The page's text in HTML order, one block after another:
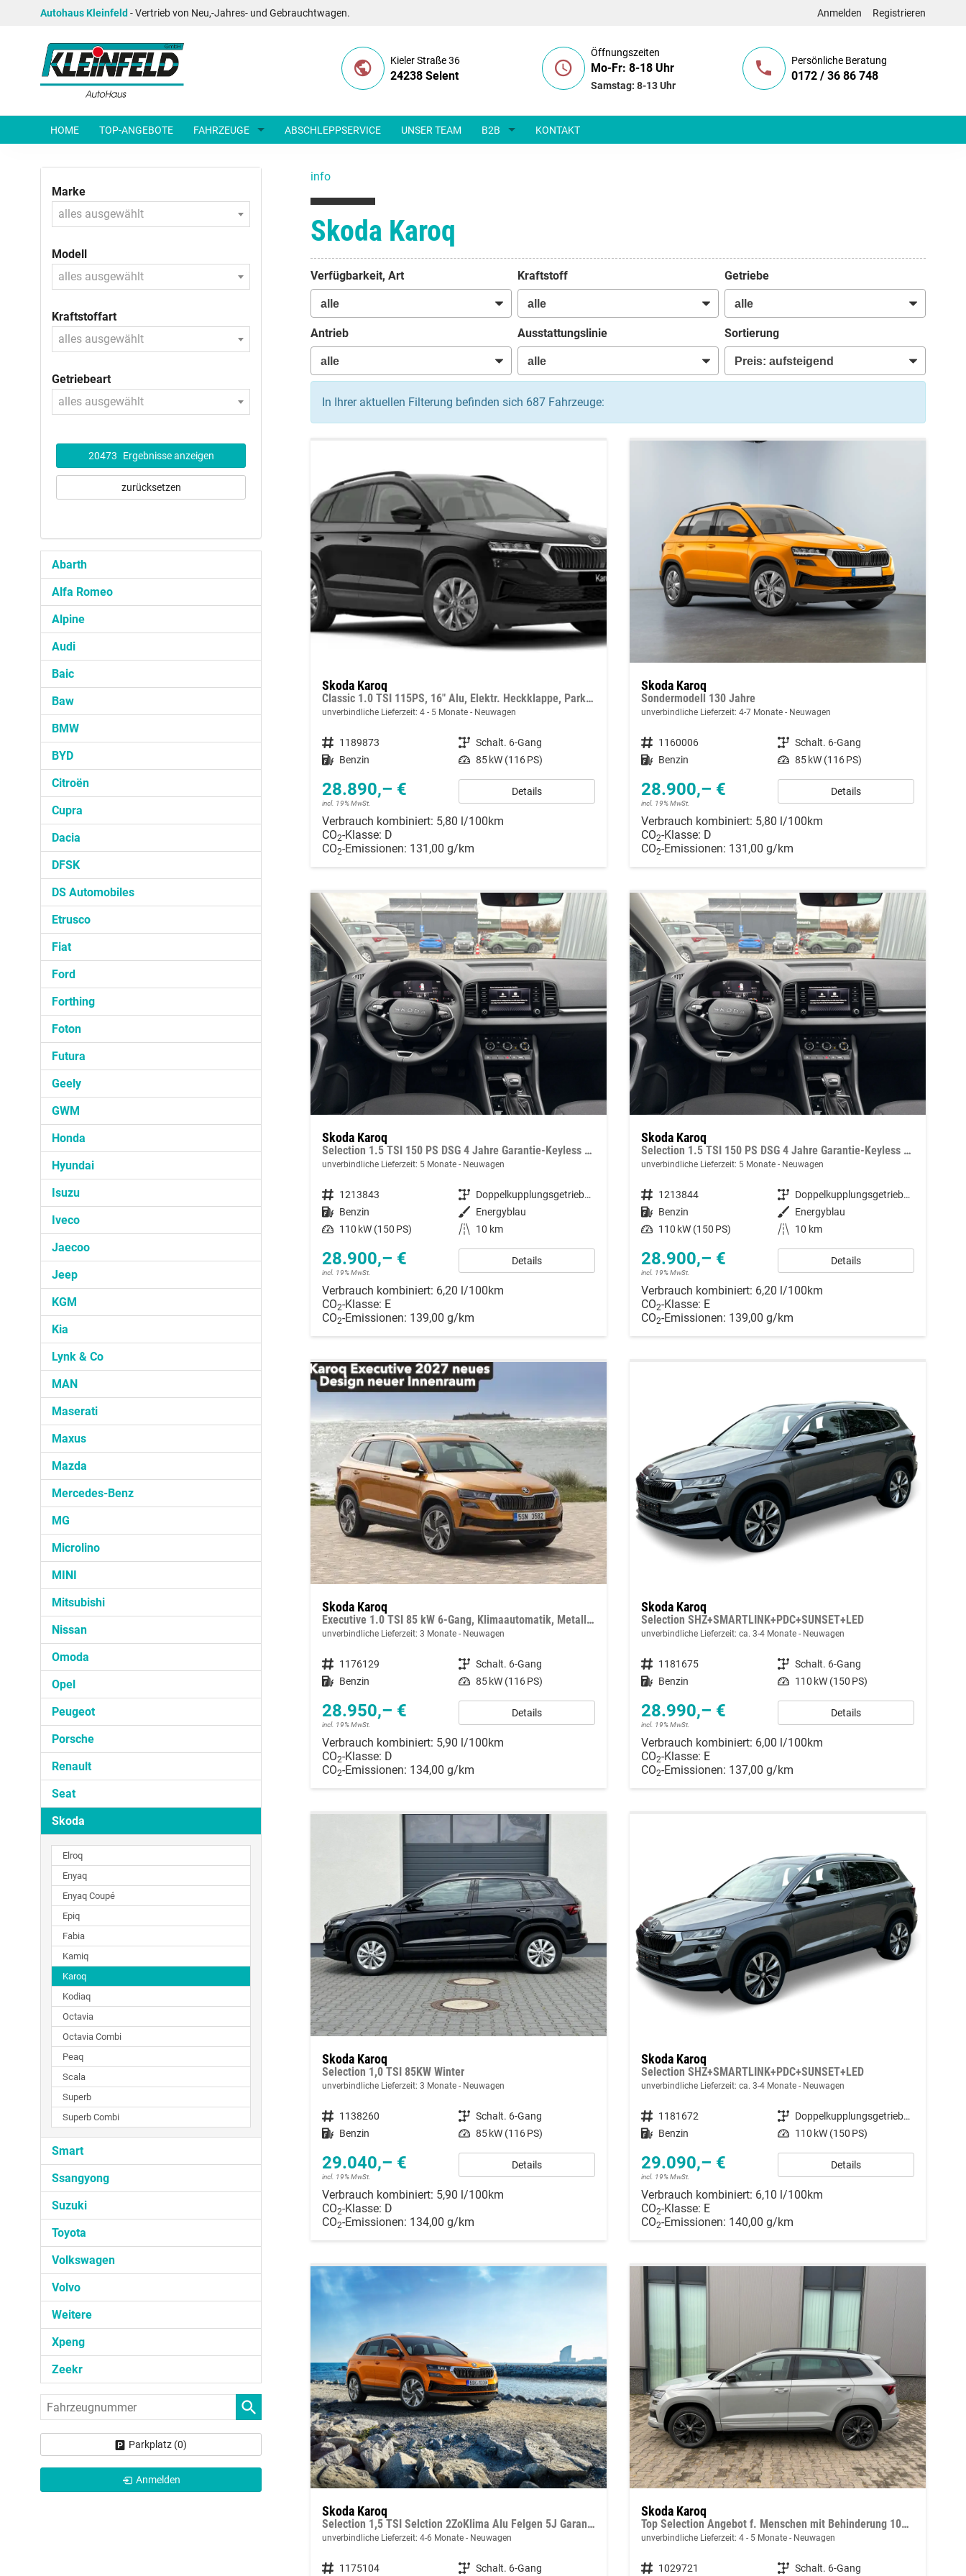
Autohaus Kleinfeld - Vertrieb von Neu,-Jahres- und Gebrauchtwagen. Anmelden Registrieren
Kieler Straße 36
24238 Selent
Öffnungszeiten
Mo-Fr: 8-18 Uhr
Samstag: 8-13 Uhr
Persönliche Beratung
0172 / 36 86 748
HOME TOP-ANGEBOTE FAHRZEUGE ABSCHLEPPSERVICE UNSER TEAM B2B KONTAKT
info
Skoda Karoq
Verfügbarkeit, Art Kraftstoff Getriebe
Antrieb Ausstattungslinie Sortierung
In Ihrer aktuellen Filterung befinden sich 687Fahrzeuge:
Skoda Karoq
Classic 1.0 TSI 115PS, 16" Alu, Elektr. Heckklappe, Parksensoren vo/hi, Rückfahrkamera, Climatronic, Tempomat, Radio 8"+Smartlink, Kessy, Virtual Cockpit, Sitzheizung, Dachreling, SunSet
unverbindliche Lieferzeit: 4 - 5 Monate Neuwagen
Fahrzeugnummer 1189873 Getriebe Schalt. 6-Gang
Kraftstoff Benzin Leistung 85 kW (116 PS)
28.890,– €
incl. 19% MwSt.
Details
Verbrauch kombiniert: 5,80 l/100km
CO2-Klasse: D
CO2-Emissionen: 131,00 g/km
Skoda Karoq
Sondermodell 130 Jahre
unverbindliche Lieferzeit: 4-7 Monate Neuwagen
Fahrzeugnummer 1160006 Getriebe Schalt. 6-Gang
Kraftstoff Benzin Leistung 85 kW (116 PS)
28.900,– €
incl. 19% MwSt.
Details
Verbrauch kombiniert: 5,80 l/100km
CO2-Klasse: D
CO2-Emissionen: 131,00 g/km
Skoda Karoq
Selection 1.5 TSI 150 PS DSG 4 Jahre Garantie-Keyless Start-AppleCarPlay-AndroidAuto-Sunset-Tempomat-2-Zonen-Klima-16''Alu
unverbindliche Lieferzeit: 5 Monate Neuwagen
Fahrzeugnummer 1213843 Getriebe
Doppelkupplungsgetriebe (DSG)
Kraftstoff Benzin Außenfarbe Energyblau
Leistung 110 kW (150 PS) Kilometerstand 10 km
28.900,– €
incl. 19% MwSt.
Details
Verbrauch kombiniert: 6,20 l/100km
CO2-Klasse: E
CO2-Emissionen: 139,00 g/km
Skoda Karoq
Selection 1.5 TSI 150 PS DSG 4 Jahre Garantie-Keyless Start-AppleCarPlay-AndroidAuto-Sunset-Tempomat-2-Zonen-Klima-16''Alu
unverbindliche Lieferzeit: 5 Monate Neuwagen
Fahrzeugnummer 1213844 Getriebe
Doppelkupplungsgetriebe (DSG)
Kraftstoff Benzin Außenfarbe Energyblau
Leistung 110 kW (150 PS) Kilometerstand 10 km
28.900,– €
incl. 19% MwSt.
Details
Verbrauch kombiniert: 6,20 l/100km
CO2-Klasse: E
CO2-Emissionen: 139,00 g/km
Skoda Karoq
Executive 1.0 TSI 85 kW 6-Gang, Klimaautomatik, Metallfarbe, ACC ,PDC v+h, LED, Smart Link, Rückkamera, Sun Set, Reserverad, 4 Jahre Garantie,
unverbindliche Lieferzeit: 3 Monate Neuwagen
Fahrzeugnummer 1176129 Getriebe Schalt. 6-Gang
Kraftstoff Benzin Leistung 85 kW (116 PS)
28.950,– €
incl. 19% MwSt.
Details
Verbrauch kombiniert: 5,90 l/100km
CO2-Klasse: D
CO2-Emissionen: 134,00 g/km
Skoda Karoq
Selection SHZ+SMARTLINK+PDC+SUNSET+LED
unverbindliche Lieferzeit: ca. 3-4 Monate Neuwagen
Fahrzeugnummer 1181675 Getriebe Schalt. 6-Gang
Kraftstoff Benzin Leistung 110 kW (150 PS)
28.990,– €
incl. 19% MwSt.
Details
Verbrauch kombiniert: 6,00 l/100km
CO2-Klasse: E
CO2-Emissionen: 137,00 g/km
Skoda Karoq
Selection 1,0 TSI 85KW Winter
unverbindliche Lieferzeit: 3 Monate Neuwagen
Fahrzeugnummer 1138260 Getriebe Schalt. 6-Gang
Kraftstoff Benzin Leistung 85 kW (116 PS)
29.040,– €
incl. 19% MwSt.
Details
Verbrauch kombiniert: 5,90 l/100km
CO2-Klasse: D
CO2-Emissionen: 134,00 g/km
Skoda Karoq
Selection SHZ+SMARTLINK+PDC+SUNSET+LED
unverbindliche Lieferzeit: ca. 3-4 Monate Neuwagen
Fahrzeugnummer 1181672 Getriebe
Doppelkupplungsgetriebe (DSG)
Kraftstoff Benzin Leistung 110 kW (150 PS)
29.090,– €
incl. 19% MwSt.
Details
Verbrauch kombiniert: 6,10 l/100km
CO2-Klasse: E
CO2-Emissionen: 140,00 g/km
Skoda Karoq
Selection 1,5 TSI Selction 2ZoKlima Alu Felgen 5J Garantie Sitzheizung LED Scheinwerfer Tempomat
unverbindliche Lieferzeit: 4-6 Monate Neuwagen
Fahrzeugnummer 1175104 Getriebe Schalt. 6-Gang
Skoda Karoq
Top Selection Angebot f. Menschen mit Behinderung 100%! 1.5 TSI 150PS, 17" Alu, ACC/Tempomat, Parksensoren vorn/hinten, Rückfahrkamera, KESSY, Elektrische Heckklappe, Sitzheizung vorn u. hinten, Frontscheibe beheizt, Dachreling silber, Virtual Cockpit 10"
unverbindliche Lieferzeit: 4 - 5 Monate Neuwagen
Fahrzeugnummer 1029721 Getriebe Schalt. 6-Gang
Marke
alles ausgewählt
Modell
alles ausgewählt
Kraftstoffart
alles ausgewählt
Getriebeart
alles ausgewählt
20473 Ergebnisse anzeigen
zurücksetzen
Abarth
Alfa Romeo
Alpine
Audi
Baic
Baw
BMW
BYD
Citroën
Cupra
Dacia
DFSK
DS Automobiles
Etrusco
Fiat
Ford
Forthing
Foton
Futura
Geely
GWM
Honda
Hyundai
Isuzu
Iveco
Jaecoo
Jeep
KGM
Kia
Lynk & Co
MAN
Maserati
Maxus
Mazda
Mercedes-Benz
MG
Microlino
MINI
Mitsubishi
Nissan
Omoda
Opel
Peugeot
Porsche
Renault
Seat
Skoda
Elroq
Enyaq
Enyaq Coupé
Epiq
Fabia
Kamiq
Karoq
Kodiaq
Octavia
Octavia Combi
Peaq
Scala
Superb
Superb Combi
Smart
Ssangyong
Suzuki
Toyota
Volkswagen
Volvo
Weitere
Xpeng
Zeekr
Fahrzeugnummer
Parkplatz (0)
Anmelden